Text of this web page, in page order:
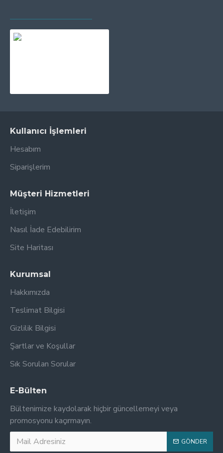
Kullanıcı İşlemleri
Hesabım
Siparişlerim
Müşteri Hizmetleri
İletişim
Nasıl İade Edebilirim
Site Haritası
Kurumsal
Hakkımızda
Teslimat Bilgisi
Gizlilik Bilgisi
Şartlar ve Koşullar
Sık Sorulan Sorular
E-Bülten
Bültenimize kaydolarak hiçbir güncellemeyi veya
promosyonu kaçırmayın.
GÖNDER